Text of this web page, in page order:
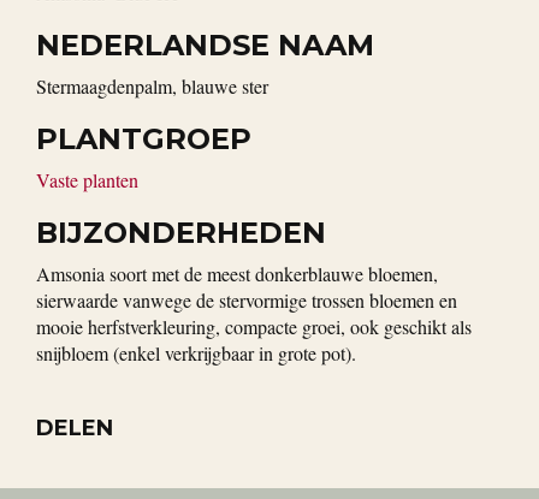
NEDERLANDSE NAAM
Stermaagdenpalm, blauwe ster
PLANTGROEP
Vaste planten
BIJZONDERHEDEN
Amsonia soort met de meest donkerblauwe bloemen,
sierwaarde vanwege de stervormige trossen bloemen en
mooie herfstverkleuring, compacte groei, ook geschikt als
snijbloem (enkel verkrijgbaar in grote pot).
DELEN